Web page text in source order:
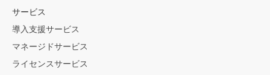
サービス
導入支援サービス
マネージドサービス
ライセンスサービス